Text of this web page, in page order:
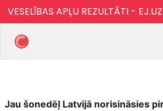
VESELĪBAS APĻU REZULTĀTI -
Jau šonedēļ Latvijā norisināsies